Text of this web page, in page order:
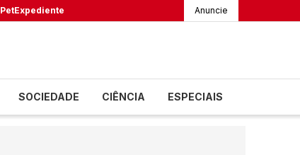
PetExpediente Anuncie
SOCIEDADE CIÊNCIA ESPECIAIS